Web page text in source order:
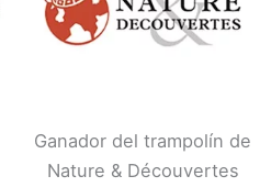
Ganador del trampolín de
Nature & Découvertes